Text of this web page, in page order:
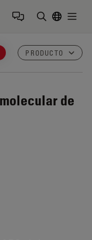
PRODUCTO
de